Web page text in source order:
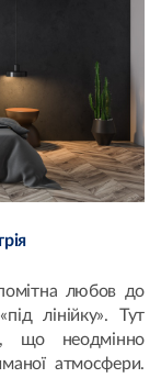
любов до
лінійку». Тут
що неодмінно
атмосфери.